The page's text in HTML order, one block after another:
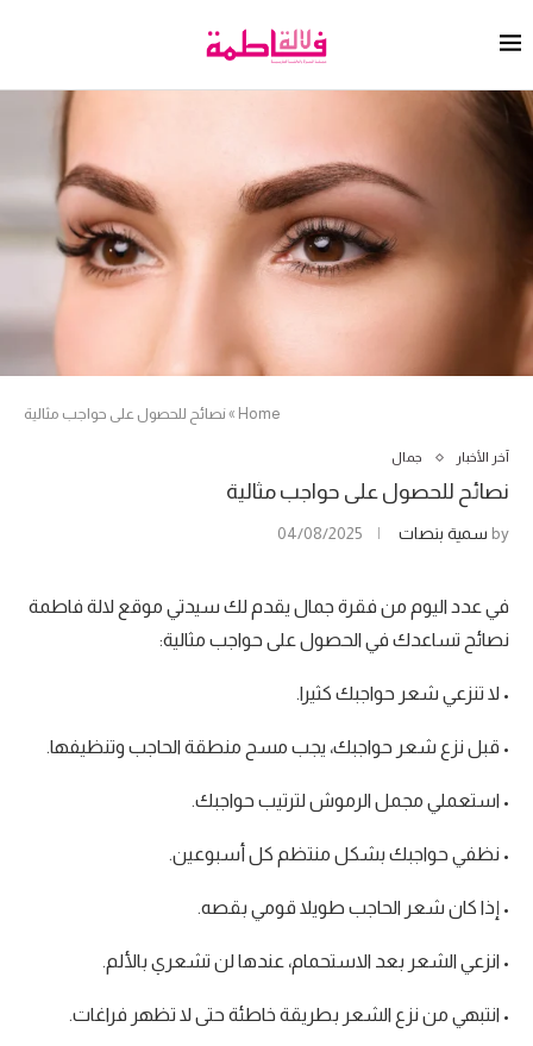
Home
»نصائح للحصول على حواجب مثالية
آخر الأخبار جمال
نصائح للحصول على حواجب مثالية
by سمية بنصات 04/08/2025
في عدد اليوم من فقرة جمال يقدم لك سيدتي موقع لالة فاطمة
نصائح تساعدك في الحصول على حواجب مثالية:
• لا تنزعي شعر حواجبك كثيرا.
• قبل نزع شعر حواجبك، يجب مسح منطقة الحاجب وتنظيفها.
• استعملي مجمل الرموش لترتيب حواجبك.
• نظفي حواجبك بشكل منتظم كل أسبوعين.
• إذا كان شعر الحاجب طويلا قومي بقصه.
• انزعي الشعر بعد الاستحمام، عندها لن تشعري بالألم.
• انتبهي من نزع الشعر بطريقة خاطئة حتى لا تظهر فراغات.